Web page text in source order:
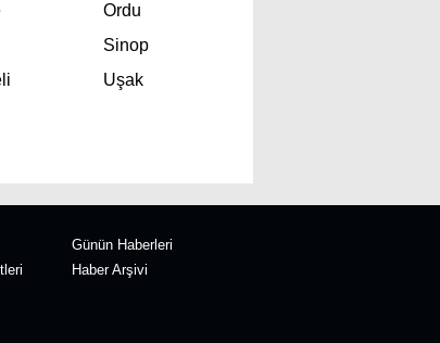
Ordu
Sinop
Uşak
Günün Haberleri
Haber Arşivi